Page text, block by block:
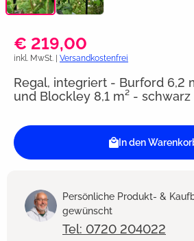
€ 219,00
inkl. MwSt. | Versandkostenfrei
Regal, integriert - Burford 6,2
und Blockley 8,1 m² - schwarz
In den
Persönliche Produkt- &
gewünscht
Tel: 0720 204022